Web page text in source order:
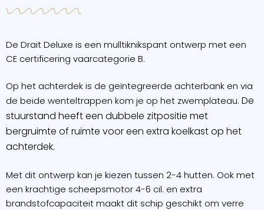
De Drait Deluxe is een mulltiknikspant ontwerp met een
CE certificering vaarcategorie B.
Op het achterdek is de geïntegreerde achterbank en via
de beide wenteltrappen kom je op het zwemplateau. De
stuurstand heeft een dubbele zitpositie met
bergruimte of ruimte voor een extra koelkast op het
achterdek.
Met dit ontwerp kan je kiezen tussen 2-4 hutten. Ook met
een krachtige scheepsmotor 4-6 cil. en extra
brandstofcapaciteit maakt dit schip geschikt om verre